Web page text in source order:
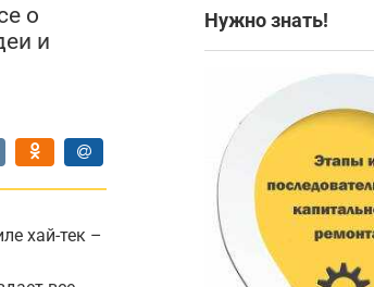
о
и
хай-тек –
Нужно знать!